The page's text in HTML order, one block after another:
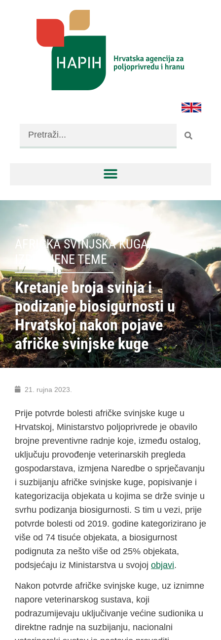
AFRIČKA SVINJSKA KUGA,
IZDVOJENE TEME
Kretanje broja svinja i
podizanje biosigurnosti u
Hrvatskoj nakon pojave
afričke svinjske kuge
21. rujna 2023.
Prije potvrde bolesti afričke svinjske kuge u
Hrvatskoj, Ministarstvo poljoprivrede je obavilo
brojne preventivne radnje koje, između ostalog,
uključuju provođenje veterinarskih pregleda
gospodarstava, izmjena Naredbe o sprječavanju
i suzbijanju afričke svinjske kuge, popisivanje i
kategorizacija objekata u kojima se drže svinje u
svrhu podizanja biosigurnosti. S tim u vezi, prije
potvrde bolesti od 2019. godine kategorizirano je
više od 74 tisuće objekata, a biosigurnost
podignuta za nešto više od 25% objekata,
podsjećaju iz Ministarstva u svojoj objavi.
Nakon potvrde afričke svinjske kuge, uz iznimne
napore veterinarskog sustava, koji
podrazumijevaju uključivanje većine sudionika u
direktne radnje na suzbijanju, nacionalni